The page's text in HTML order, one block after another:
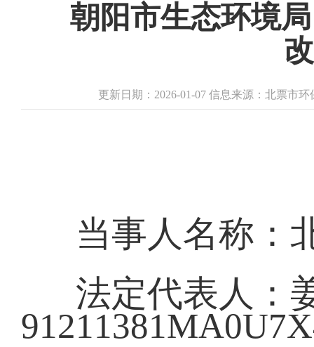
朝阳市生态环境
更新日期：2026-01-07 信息来源：北票市
当事人名称：
法定代表人：